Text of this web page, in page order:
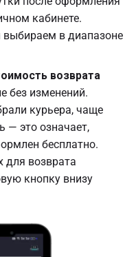
кабинете.
в диапазоне
возврата
без изменений.
курьера, чаще
— это означает,
бесплатно.
для возврата
кнопку внизу